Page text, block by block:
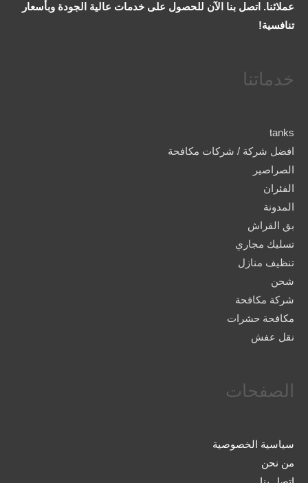
عملائنا. اتصل بنا الآن للحصول على خدمات عالية الجودة وبأسعار
تنافسية!
خدماتنا
tanks
افضل شركة / شركات مكافحة
الصراصير
الفئران
المدونة
بق الفراش
تسليك مجاري
تنظيف منازل
شحن
شركة مكافحة
مكافحة حشرات
نقل عفش
الصفحات
سياسية الخصوصية
من نحن